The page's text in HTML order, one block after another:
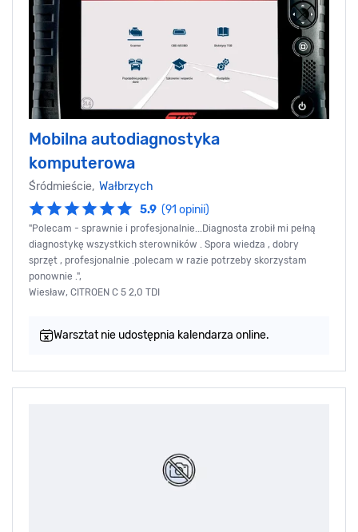
Mobilna autodiagnostyka
komputerowa
Śródmieście, Wałbrzych
5.9 (91 opinii)
"Polecam - sprawnie i profesjonalnie...Diagnosta zrobił mi pełną
diagnostykę wszystkich sterowników . Spora wiedza , dobry
sprzęt , profesjonalnie .polecam w razie potrzeby skorzystam
ponownie .",
Wiesław, CITROEN C 5 2,0 TDI
Warsztat nie udostępnia kalendarza online.